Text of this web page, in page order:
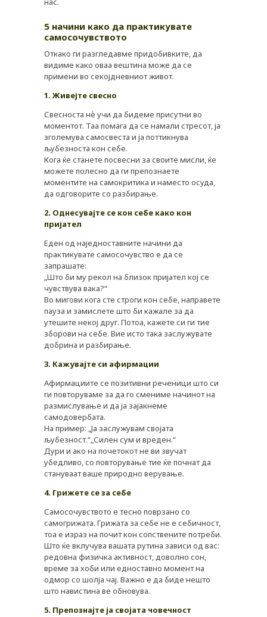
5 начини како да практикувате
самосочувството
Откако ги разгледавме придобивките, да
видиме како оваа вештина може да се
примени во секојдневниот живот.
1. Живејте свесно
Свесноста нè учи да бидеме присутни во
моментот. Таа помага да се намали стресот, ја
зголемува самосвеста и ја поттикнува
љубезноста кон себе.
Кога ќе станете посвесни за своите мисли, ќе
можете полесно да ги препознаете
моментите на самокритика и наместо осуда,
да одговорите со разбирање.
2. Однесувајте се кон себе како кон
пријател
Еден од наједноставните начини да
практикувате самосочувство е да се
запрашате:
„Што би му рекол на близок пријател кој се
чувствува вака?“
Во мигови кога сте строги кон себе, направете
пауза и замислете што би кажале за да
утешите некој друг. Потоа, кажете си ги тие
зборови на себе. Вие исто така заслужувате
добрина и разбирање.
3. Кажувајте си афирмации
Афирмациите се позитивни реченици што си
ги повторуваме за да го смениме начинот на
размислување и да ја зајакнеме
самодовербата.
На пример: „Ја заслужувам својата
љубезност.“„Силен сум и вреден.“
Дури и ако на почетокот не ви звучат
убедливо, со повторување тие ќе почнат да
стануваат ваше природно верување.
4. Грижете се за себе
Самосочувството е тесно поврзано со
самогрижата. Грижата за себе не е себичност,
тоа е израз на почит кон сопствените потреби.
Што ќе вклучува вашата рутина зависи од вас:
редовна физичка активност, доволно сон,
време за хоби или едноставно момент на
одмор со шолја чај. Важно е да биде нешто
што навистина ве обновува.
5. Препознајте ја својата човечност